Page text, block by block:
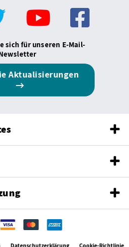
sich für unseren E-Mail-
Aktualisierungen
Datenschutzerklärung Cookie-Richtlinie